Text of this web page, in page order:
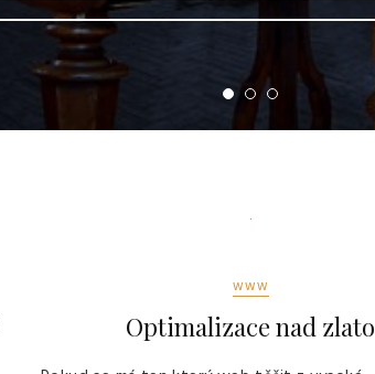
WWW
Optimalizace nad zlato